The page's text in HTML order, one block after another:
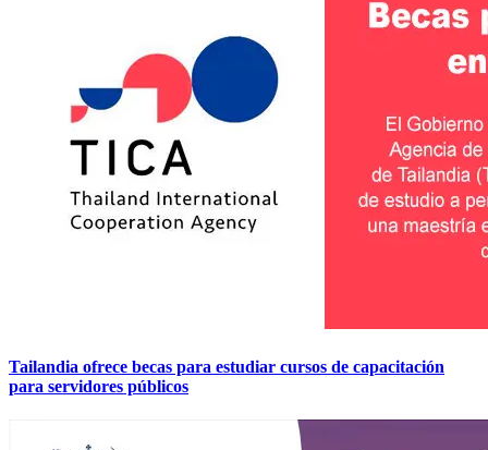
Tailandia ofrece becas para estudiar cursos de capacitación
para servidores públicos